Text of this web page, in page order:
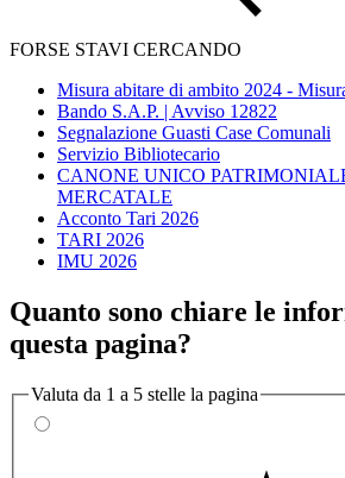
FORSE STAVI CERCANDO
Misura abitare di ambito 2024 -
Bando S.A.P. | Avviso 12822
Segnalazione Guasti Case Comunali
Servizio Bibliotecario
CANONE UNICO
MERCATALE
Acconto Tari 2026
TARI 2026
IMU 2026
Quanto sono chiare le
questa pagina?
Valuta da 1 a 5 stelle la pagina